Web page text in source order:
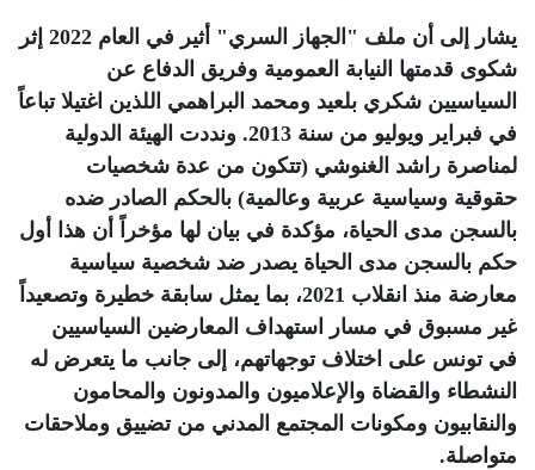
يشار إلى أن ملف "الجهاز السري" أثير في العام 2022 إثر
شكوى قدمتها النيابة العمومية وفريق الدفاع عن
السياسيين شكري بلعيد ومحمد البراهمي اللذين اغتيلا تباعاً
في فبراير ويوليو من سنة 2013. ونددت الهيئة الدولية
لمناصرة راشد الغنوشي (تتكون من عدة شخصيات
حقوقية وسياسية عربية وعالمية) بالحكم الصادر ضده
بالسجن مدى الحياة، مؤكدة في بيان لها مؤخراً أن هذا أول
حكم بالسجن مدى الحياة يصدر ضد شخصية سياسية
معارضة منذ انقلاب 2021، بما يمثل سابقة خطيرة وتصعيداً
غير مسبوق في مسار استهداف المعارضين السياسيين
في تونس على اختلاف توجهاتهم، إلى جانب ما يتعرض له
النشطاء والقضاة والإعلاميون والمدونون والمحامون
والنقابيون ومكونات المجتمع المدني من تضييق وملاحقات
متواصلة.